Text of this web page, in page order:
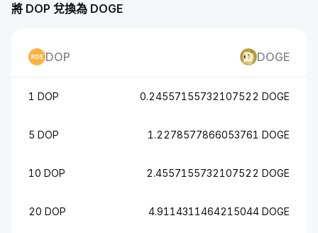
將 DOP 兌換為 DOGE
DOP DOGE
1 DOP 0.24557155732107522 DOGE
5 DOP 1.2278577866053761 DOGE
10 DOP 2.4557155732107522 DOGE
20 DOP 4.9114311464215044 DOGE